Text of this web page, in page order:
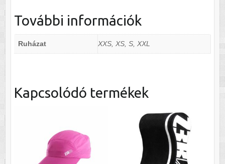
További információk
Ruházat XXS, XS, S, XXL
Kapcsolódó termékek